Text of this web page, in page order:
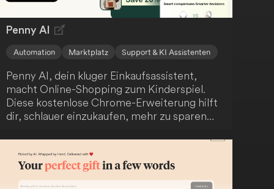
Penny AI
Automation Marktplatz Support & KI Assistenten
Penny AI, dein kluger Einkaufsassistent,
macht Online-Shopping zum Kinderspiel.
Diese kostenlose Chrome-Erweiterung hilft
dir, schlauer einzukaufen, mehr zu sparen
treffen. Mit Funktionen wie Preisvergleich,
Entdeckung ähnlicher Artikel und
automatisierter Vor- und Nachteile-Analyse
optimiert Penny AI dein Online-